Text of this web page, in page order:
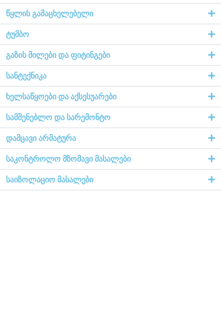
წყლის გამაცხელებელი
ტუმბო
გაზის მილები და ფიტინგები
სანტექნიკა
ხელსაწყოები და აქსესუარები
სამშენებლო და სარემონტო
დამცავი არმატურა
საკონტროლო მზომავი მასალები
საიზოლაციო მასალები